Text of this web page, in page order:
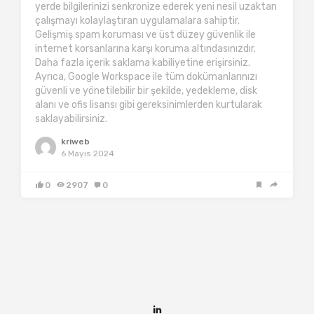
yerde bilgilerinizi senkronize ederek yeni nesil uzaktan
çalışmayı kolaylaştıran uygulamalara sahiptir.
Gelişmiş spam koruması ve üst düzey güvenlik ile
internet korsanlarına karşı koruma altındasınızdır.
Daha fazla içerik saklama kabiliyetine erişirsiniz.
Ayrıca, Google Workspace ile tüm dokümanlarınızı
güvenli ve yönetilebilir bir şekilde, yedekleme, disk
alanı ve ofis lisansı gibi gereksinimlerden kurtularak
saklayabilirsiniz.
kriweb
6 Mayıs 2024
0 2907 0